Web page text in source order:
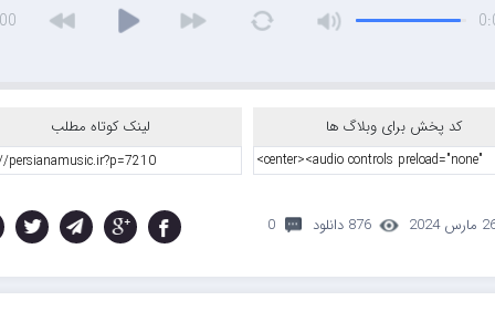
کد پخش برای وبلاگ ها لینک کوتاه مطلب
2024 876 دانلود 0